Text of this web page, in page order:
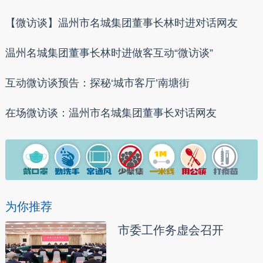
【微访谈】温州市名城集团董事长林时进对话网友
温州名城集团董事长林时进做客互动“微访谈”
互动微访谈预告：探秘‘城市客厅’南塘街
在场微访谈：温州市名城集团董事长对话网友
为你推荐
市委工作务虚会召开